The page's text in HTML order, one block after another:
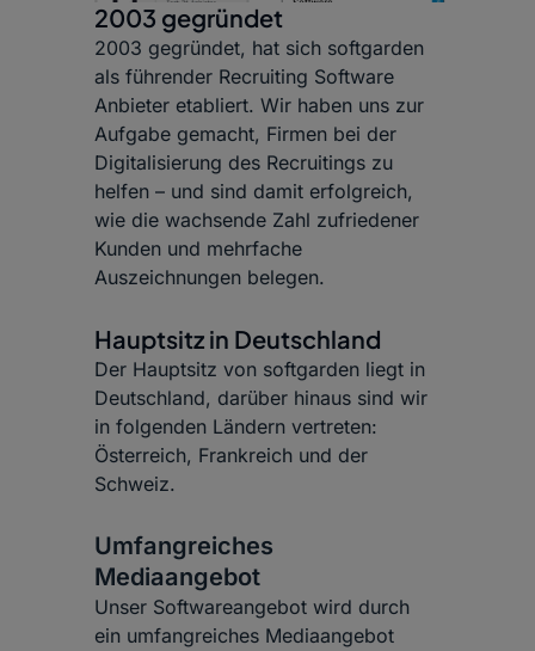
2003 gegründet
2003 gegründet, hat sich softgarden
als führender Recruiting Software
Anbieter etabliert. Wir haben uns zur
Aufgabe gemacht, Firmen bei der
Digitalisierung des Recruitings zu
helfen – und sind damit erfolgreich,
wie die wachsende Zahl zufriedener
Kunden und mehrfache
Auszeichnungen belegen.
Hauptsitz in Deutschland
Der Hauptsitz von softgarden liegt in
Deutschland, darüber hinaus sind wir
in folgenden Ländern vertreten:
Österreich, Frankreich und der
Schweiz.
Umfangreiches
Mediaangebot
Unser Softwareangebot wird durch
ein umfangreiches Mediaangebot